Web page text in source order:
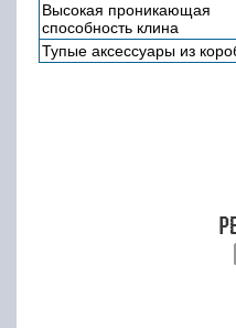
Высокая проникающая
способность клина
Тупые аксессуары из